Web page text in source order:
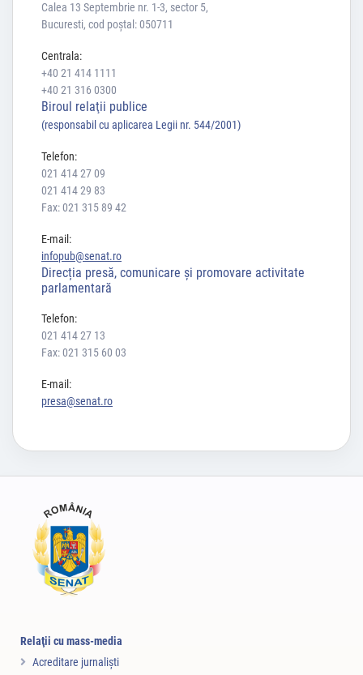
Calea 13 Septembrie nr. 1-3, sector 5,
Bucuresti, cod poștal: 050711
Centrala:
+40 21 414 1111
+40 21 316 0300
Biroul relaţii publice
(responsabil cu aplicarea Legii nr. 544/2001)
Telefon:
021 414 27 09
021 414 29 83
Fax: 021 315 89 42
E-mail:
infopub@senat.ro
Direcția presă, comunicare și promovare activitate
parlamentară
Telefon:
021 414 27 13
Fax: 021 315 60 03
E-mail:
presa@senat.ro
Relaţii cu mass-media
Acreditare jurnalişti